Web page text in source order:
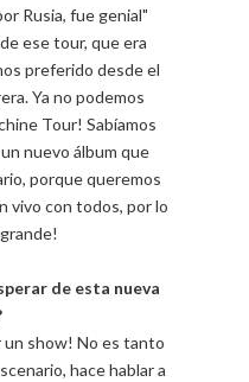
Rusia, fue genial"
ese tour, que era
preferido desde el
Ya no podemos
Tour! Sabíamos
nuevo álbum que
porque queremos
vivo con todos, por lo
de esta nueva
un show! No es tanto
hace hablar a